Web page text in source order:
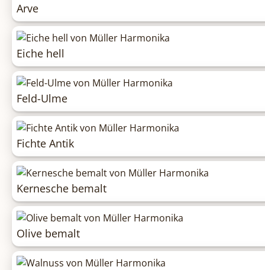
Arve
Eiche hell
Feld-Ulme
Fichte Antik
Kernesche bemalt
Olive bemalt